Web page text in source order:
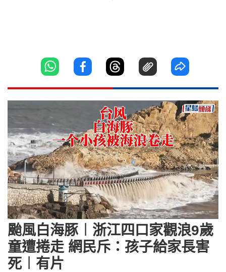
Unmute Loaded:
100.00%
颱風白海豚︱浙江四口家觀浪9歲
童遭捲走 網民斥：孩子給家長害
死︱有片